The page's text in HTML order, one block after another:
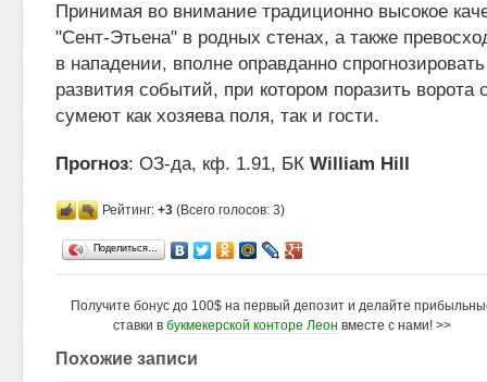
Принимая во внимание традиционно высокое
"Сент-Этьена" в родных стенах, а также
в нападении, вполне оправданно
развития событий, при котором поразить ворота
сумеют как хозяева поля, так и гости.
Прогноз: ОЗ-да, кф. 1.91, БК William Hill
Рейтинг: +3 (Всего голосов: 3)
Поделиться…
Получите бонус до 100$ на первый депозит и делайте
ставки в букмекерской конторе Леон вместе с нами! >>
Похожие записи